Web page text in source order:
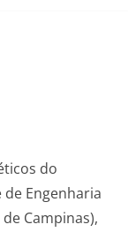
do
Engenharia
Campinas),